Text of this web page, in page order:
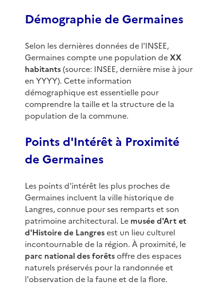
Démographie de Germaines
Selon les dernières données de l'INSEE,
Germaines compte une population deXX
habitants(source: INSEE, dernière mise à jour
en YYYY). Cette information
démographique est essentielle pour
comprendre la taille et la structure de la
population de la commune.
Points d'Intérêt à Proximité
de Germaines
Les points d'intérêt les plus proches de
Germaines incluent la ville historique de
Langres, connue pour ses remparts et son
patrimoine architectural. Le musée d'Art et
d'Histoire de Langresest un lieu culturel
incontournable de la région. À proximité, le
parc national des forêtsoffre des espaces
naturels préservés pour la randonnée et
l'observation de la faune et de la flore.